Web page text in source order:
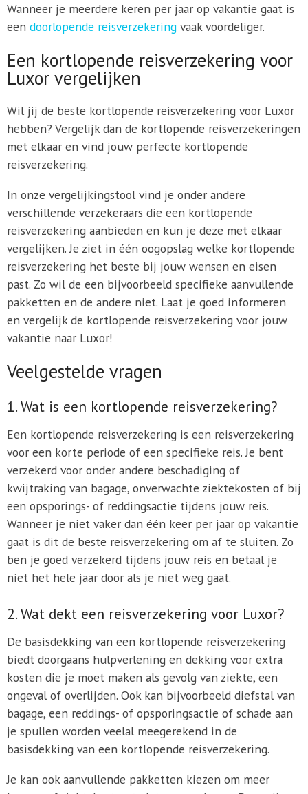
Wanneer je meerdere keren per jaar op vakantie gaat is
een doorlopende reisverzekeringvaak voordeliger.
Een kortlopende reisverzekering voor
Luxor vergelijken
Wil jij de beste kortlopende reisverzekering voor Luxor
hebben? Vergelijk dan de kortlopende reisverzekeringen
met elkaar en vind jouw perfecte kortlopende
reisverzekering.
In onze vergelijkingstool vind je onder andere
verschillende verzekeraars die een kortlopende
reisverzekering aanbieden en kun je deze met elkaar
vergelijken. Je ziet in één oogopslag welke kortlopende
reisverzekering het beste bij jouw wensen en eisen
past. Zo wil de een bijvoorbeeld specifieke aanvullende
pakketten en de andere niet. Laat je goed informeren
en vergelijk de kortlopende reisverzekering voor jouw
vakantie naar Luxor!
Veelgestelde vragen
1. Wat is een kortlopende reisverzekering?
Een kortlopende reisverzekering is een reisverzekering
voor een korte periode of een specifieke reis. Je bent
verzekerd voor onder andere beschadiging of
kwijtraking van bagage, onverwachte ziektekosten of bij
een opsporings- of reddingsactie tijdens jouw reis.
Wanneer je niet vaker dan één keer per jaar op vakantie
gaat is dit de beste reisverzekering om af te sluiten. Zo
ben je goed verzekerd tijdens jouw reis en betaal je
niet het hele jaar door als je niet weg gaat.
2. Wat dekt een reisverzekering voor Luxor?
De basisdekking van een kortlopende reisverzekering
biedt doorgaans hulpverlening en dekking voor extra
kosten die je moet maken als gevolg van ziekte, een
ongeval of overlijden. Ook kan bijvoorbeeld diefstal van
bagage, een reddings- of opsporingsactie of schade aan
je spullen worden veelal meegerekend in de
basisdekking van een kortlopende reisverzekering.
Je kan ook aanvullende pakketten kiezen om meer